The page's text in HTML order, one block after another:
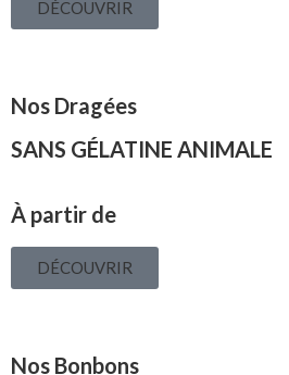
Nos Bonbons
Nos Dragées
SANS GÉLATINE ANIMALE
À partir de
DÉCOUVRIR
DÉCOUVRIR